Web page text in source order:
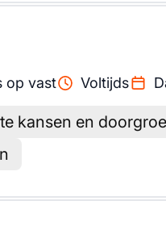
op vast Voltijds
kansen en